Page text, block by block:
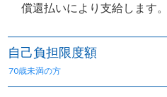
償還払いにより支給します。
自己負担限度額
70歳未満の方